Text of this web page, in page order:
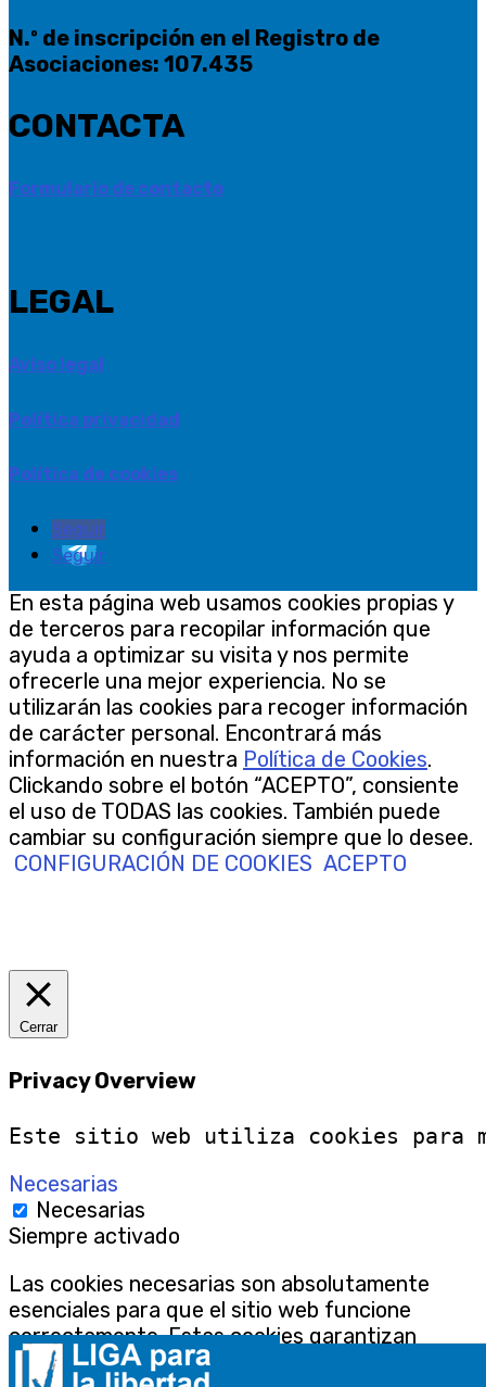
N.º de inscripción en el Registro de
Asociaciones: 107.435
CONTACTA
Formulario de contacto
LEGAL
Aviso legal
Política privacidad
Política de cookies
Seguir
Seguir
En esta página web usamos cookies propias y
de terceros para recopilar información que
ayuda a optimizar su visita y nos permite
ofrecerle una mejor experiencia. No se
utilizarán las cookies para recoger información
de carácter personal. Encontrará más
información en nuestra Política de Cookies.
Clickando sobre el botón “ACEPTO”, consiente
el uso de TODAS las cookies. También puede
cambiar su configuración siempre que lo desee.
CONFIGURACIÓN DE COOKIES ACEPTO
Cerrar
Privacy Overview
Este sitio web utiliza cookies para
Necesarias
Necesarias
Siempre activado
Las cookies necesarias son absolutamente
esenciales para que el sitio web funcione
correctamente. Estas cookies garantizan
funcionalidades básicas y características de